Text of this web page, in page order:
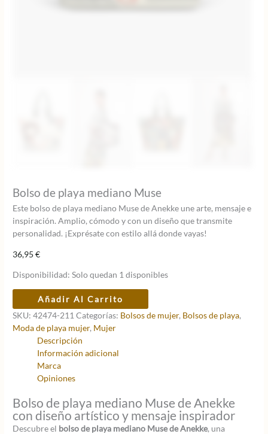
Bolso de playa mediano Muse
Este bolso de playa mediano Muse de Anekke une arte, mensaje e
inspiración. Amplio, cómodo y con un diseño que transmite
personalidad. ¡Exprésate con estilo allá donde vayas!
36,95€
Disponibilidad: Solo quedan 1 disponibles
de
playa
mediano
cantidad
Añadir Al Carrito
SKU:42474-211 Categorías: Bolsos de mujer, Bolsos de playa,
Moda de playa mujer, Mujer
Descripción
Información adicional
Marca
Opiniones
Bolso de playa mediano Muse de Anekke
con diseño artístico y mensaje inspirador
Descubre el bolso de playa mediano Muse de Anekke, una